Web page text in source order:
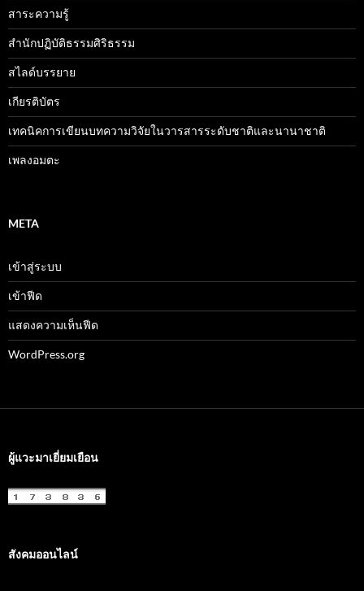
สาระความรู้
สำนักปฏิบัติธรรมศิริธรรม
สไลด์บรรยาย
เกียรติบัตร
เทคนิคการเขียนบทความวิจัยในวารสารระดับชาติและนานาชาติ
เพลงอมตะ
META
เข้าสู่ระบบ
เข้าฟีด
แสดงความเห็นฟีด
WordPress.org
ผู้แวะมาเยี่ยมเยือน
สังคมออนไลน์